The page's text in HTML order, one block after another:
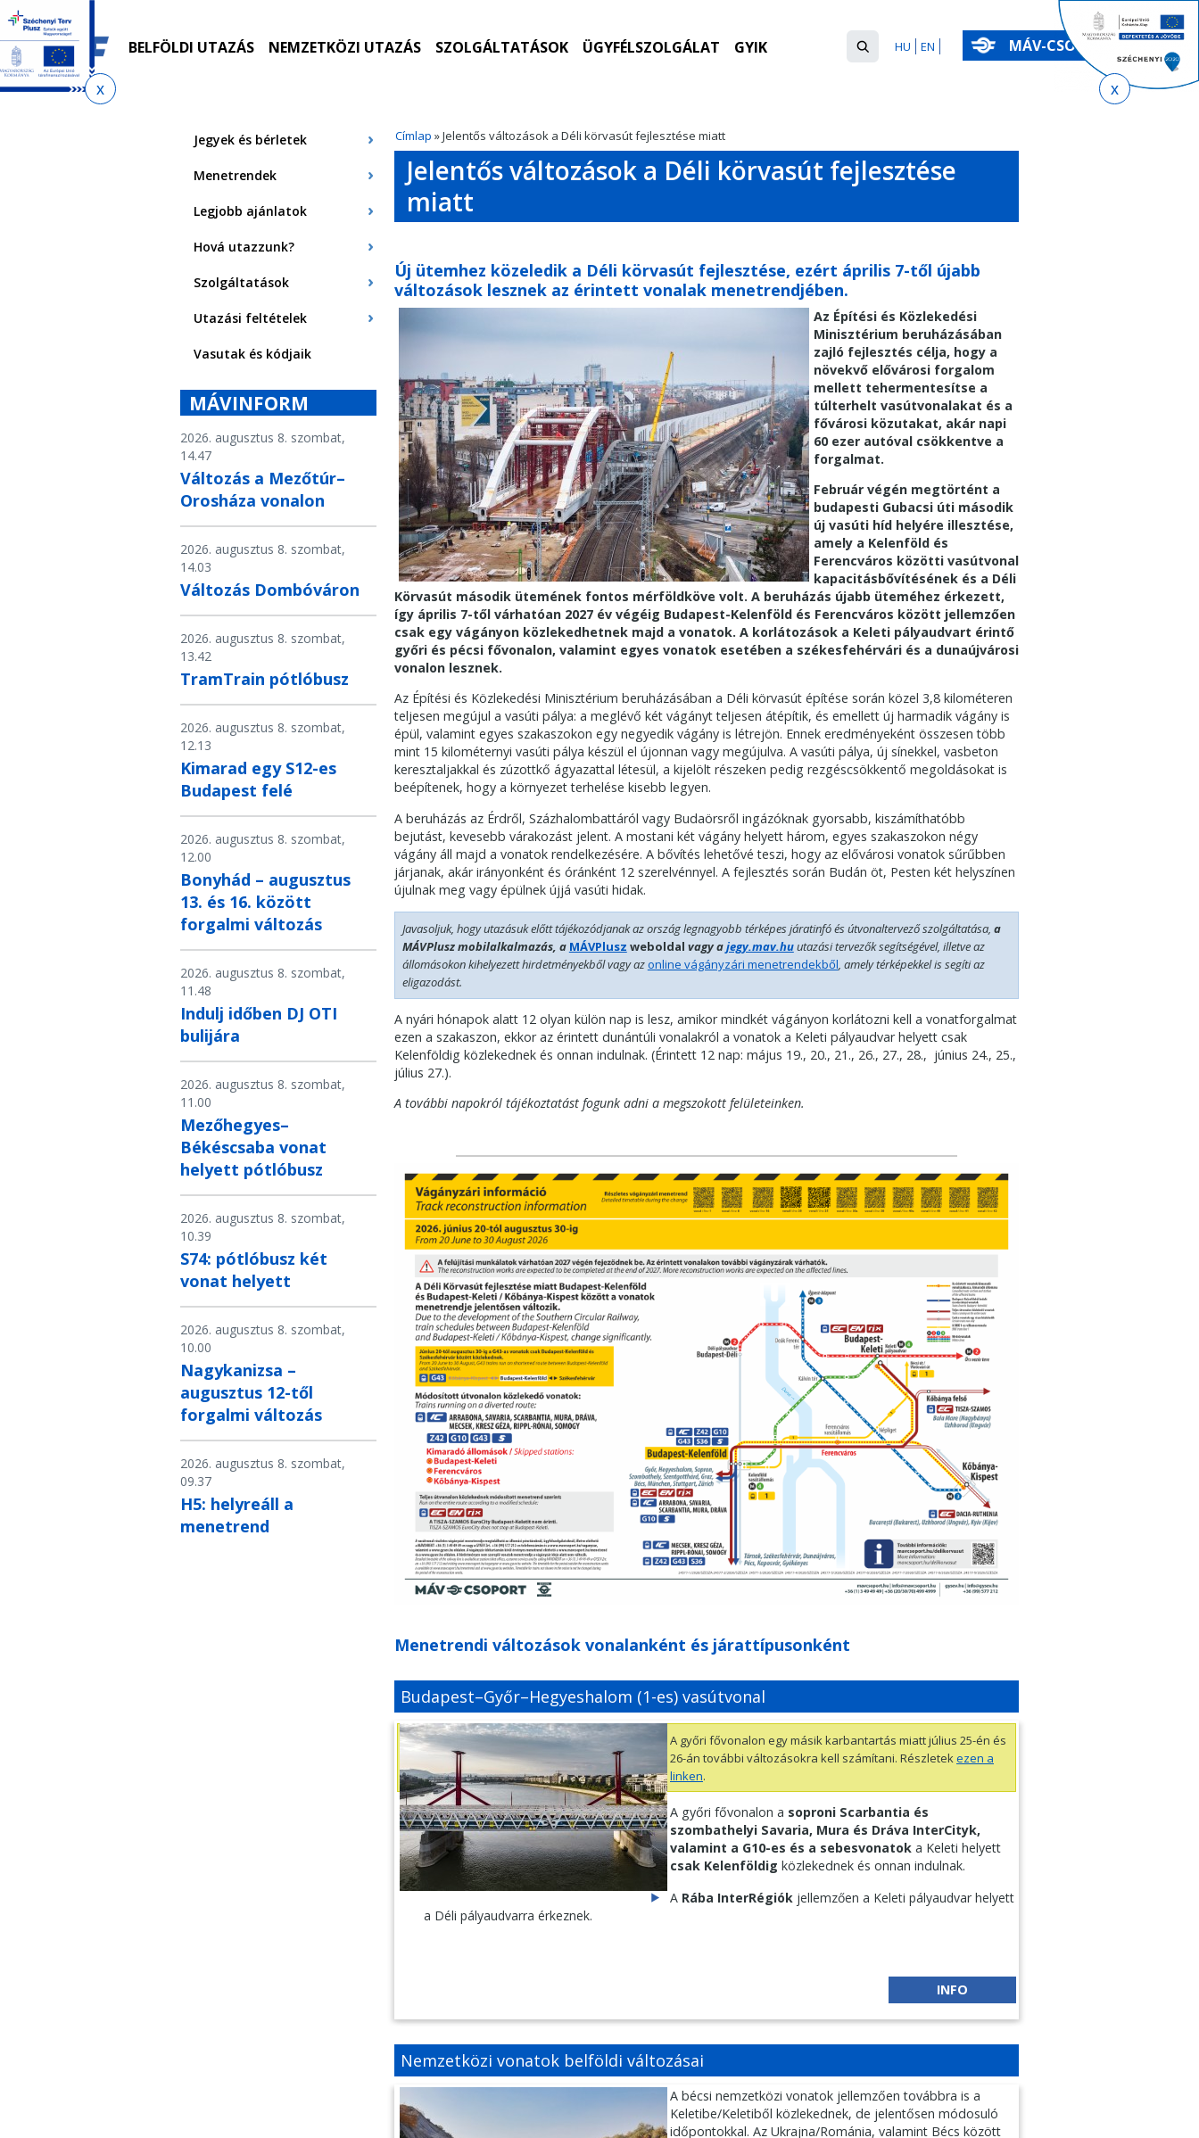
Ugrás
az
almenühöz
Ugrás
tartalomra
Ugrás
az
oldaltérképre
BELFÖLDI UTAZÁS NEMZETKÖZI UTAZÁS SZOLGÁLTATÁSOK ÜGYFÉLSZOLGÁLAT GYIK EN
HU
Keresés
űrlap
Keresés
MÁV-CSOPORT
Címlap » Jelentős változások a Déli körvasút fejlesztése miatt
Jegyek és bérletek
Menetrendek
Legjobb ajánlatok
Hová utazzunk?
Szolgáltatások
Utazási feltételek
Vasutak és kódjaik
MÁVINFORM
2026. augusztus 8. szombat,
14.47
Változás a Mezőtúr–
Orosháza vonalon
2026. augusztus 8. szombat,
14.03
Változás Dombóváron
2026. augusztus 8. szombat,
13.42
TramTrain pótlóbusz
2026. augusztus 8. szombat,
12.13
Kimarad egy S12-es
Budapest felé
2026. augusztus 8. szombat,
12.00
Bonyhád – augusztus
13. és 16. között
forgalmi változás
2026. augusztus 8. szombat,
11.48
Indulj időben DJ OTI
bulijára
2026. augusztus 8. szombat,
11.00
Mezőhegyes–
Békéscsaba vonat
helyett pótlóbusz
2026. augusztus 8. szombat,
10.39
S74: pótlóbusz két
vonat helyett
2026. augusztus 8. szombat,
10.00
Nagykanizsa –
augusztus 12-től
forgalmi változás
2026. augusztus 8. szombat,
09.37
H5: helyreáll a
menetrend
Jelentős változások a Déli körvasút fejlesztése
miatt
Új ütemhez közeledik a Déli körvasút fejlesztése, ezért április 7-től újabb
változások lesznek az érintett vonalak menetrendjében.
Az Építési és Közlekedési
Minisztérium beruházásában
zajló fejlesztés célja, hogy a
növekvő elővárosi forgalom
mellett tehermentesítse a
túlterhelt vasútvonalakat és a
fővárosi közutakat, akár napi
60 ezer autóval csökkentve a
forgalmat.
Február végén megtörtént a
budapesti Gubacsi úti második
új vasúti híd helyére illesztése,
amely a Kelenföld és
Ferencváros közötti vasútvonal
kapacitásbővítésének és a Déli
Körvasút második ütemének fontos mérföldköve volt. A beruházás újabb üteméhez érkezett,
így április 7-től várhatóan 2027 év végéig Budapest-Kelenföld és Ferencváros között jellemzően
csak egy vágányon közlekedhetnek majd a vonatok. A korlátozások a Keleti pályaudvart érintő
győri és pécsi fővonalon, valamint egyes vonatok esetében a székesfehérvári és a dunaújvárosi
vonalon lesznek.
Az Építési és Közlekedési Minisztérium beruházásában a Déli körvasút építése során közel 3,8 kilométeren
teljesen megújul a vasúti pálya: a meglévő két vágányt teljesen átépítik, és emellett új harmadik vágány is
épül, valamint egyes szakaszokon egy negyedik vágány is létrejön. Ennek eredményeként összesen több
mint 15 kilométernyi vasúti pálya készül el újonnan vagy megújulva. A vasúti pálya, új sínekkel, vasbeton
keresztaljakkal és zúzottkő ágyazattal létesül, a kijelölt részeken pedig rezgéscsökkentő megoldásokat is
beépítenek, hogy a környezet terhelése kisebb legyen.
A beruházás az Érdről, Százhalombattáról vagy Budaörsről ingázóknak gyorsabb, kiszámíthatóbb
bejutást, kevesebb várakozást jelent. A mostani két vágány helyett három, egyes szakaszokon négy
vágány áll majd a vonatok rendelkezésére. A bővítés lehetővé teszi, hogy az elővárosi vonatok sűrűbben
járjanak, akár irányonként és óránként 12 szerelvénnyel. A fejlesztés során Budán öt, Pesten két helyszínen
újulnak meg vagy épülnek újjá vasúti hidak.
Javasoljuk, hogy utazásuk előtt tájékozódjanak az ország legnagyobb térképes járatinfó és útvonaltervező szolgáltatása, a
MÁVPlusz mobilalkalmazás, a MÁVPlusz weboldal vagy ajegy.mav.huutazási tervezők segítségével, illetve az
állomásokon kihelyezett hirdetményekből vagy azonline vágányzári menetrendekből, amely térképekkel is segíti az
eligazodást.
A nyári hónapok alatt 12 olyan külön nap is lesz, amikor mindkét vágányon korlátozni kell a vonatforgalmat
ezen a szakaszon, ekkor az érintett dunántúli vonalakról a vonatok a Keleti pályaudvar helyett csak
Kelenföldig közlekednek és onnan indulnak. (Érintett 12 nap: május 19., 20., 21., 26., 27., 28., június 24., 25.,
július 27.).
A további napokról tájékoztatást fogunk adni a megszokott felületeinken.
Menetrendi változások vonalanként és járattípusonként
Budapest–Győr–Hegyeshalom (1-es) vasútvonal
A győri fővonalon egy másik karbantartás miatt július 25-én és
26-án további változásokra kell számítani. Részletek ezen a
linken.
A győri fővonalon a soproni Scarbantia és
szombathelyi Savaria, Mura és Dráva InterCityk,
valamint a G10-es és a sebesvonatok a Keleti helyett
csak Kelenföldig közlekednek és onnan indulnak.
A Rába InterRégiók jellemzően a Keleti pályaudvar helyett
a Déli pályaudvarra érkeznek.
INFO
Nemzetközi vonatok belföldi változásai
A bécsi nemzetközi vonatok jellemzően továbbra is a
Keletibe/Keletiből közlekednek, de jelentősen módosuló
időpontokkal. Az Ukrajna/Románia, valamint Bécs között